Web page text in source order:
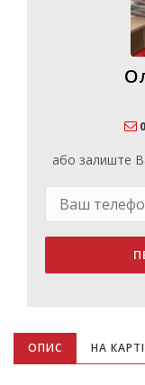
або залиште
ОПИС НА КАРТІ